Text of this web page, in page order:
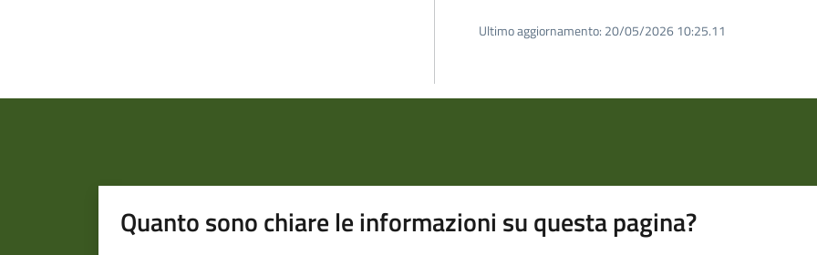
Ultimo aggiornamento: 20/05/2026 10:25.11
Quanto sono chiare le informazioni su questa pagina?